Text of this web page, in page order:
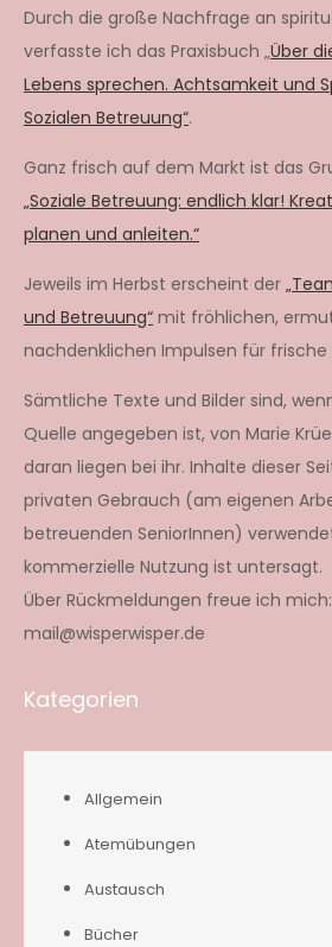
Durch die große Nachfrage an
verfasste ich das Praxisbuch „Über
Lebens sprechen. Achtsamkeit und
Sozialen Betreuung“.
Ganz frisch auf dem Markt ist das
„Soziale Betreuung: endlich klar!
planen und anleiten.“
Jeweils im Herbst erscheint der
und Betreuung“ mit fröhlichen,
nachdenklichen Impulsen für
Sämtliche Texte und Bilder sind,
Quelle angegeben ist, von Marie
daran liegen bei ihr. Inhalte dieser
privaten Gebrauch (am eigenen
betreuenden SeniorInnen)
kommerzielle Nutzung ist untersagt.
Über Rückmeldungen freue ich
mail@wisperwisper.de
Kategorien
Allgemein
Atemübungen
Austausch
Bücher